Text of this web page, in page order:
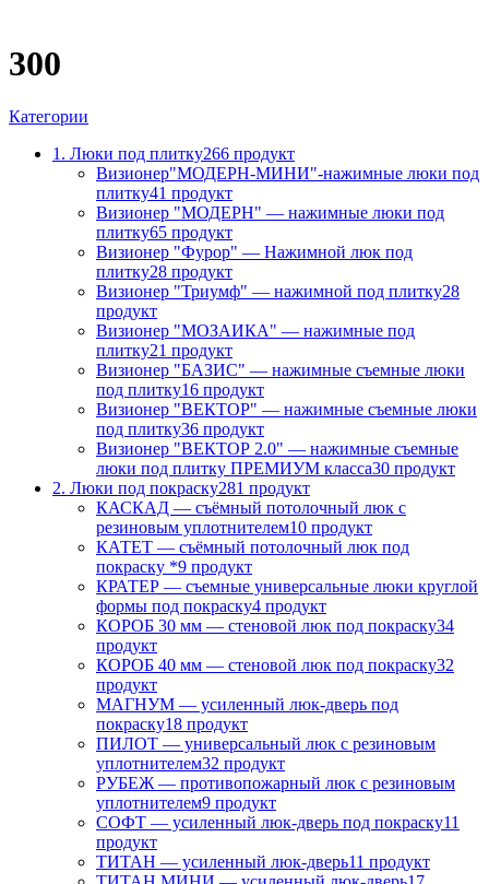
300
Категории
1. Люки под плитку266 продукт
Визионер"МОДЕРН-МИНИ"-нажимные люки под
плитку41 продукт
Визионер "МОДЕРН" — нажимные люки под
плитку65 продукт
Визионер "Фурор" — Нажимной люк под
плитку28 продукт
Визионер "Триумф" — нажимной под плитку28
продукт
Визионер "МОЗАИКА" — нажимные под
плитку21 продукт
Визионер "БАЗИС" — нажимные съемные люки
под плитку16 продукт
Визионер "ВЕКТОР" — нажимные съемные люки
под плитку36 продукт
Визионер "ВЕКТОР 2.0" — нажимные съемные
люки под плитку ПРЕМИУМ класса30 продукт
2. Люки под покраску281 продукт
КАСКАД — съёмный потолочный люк с
резиновым уплотнителем10 продукт
КАТЕТ — съёмный потолочный люк под
покраску *9 продукт
КРАТЕР — съемные универсальные люки круглой
формы под покраску4 продукт
КОРОБ 30 мм — стеновой люк под покраску34
продукт
КОРОБ 40 мм — стеновой люк под покраску32
продукт
МАГНУМ — усиленный люк-дверь под
покраску18 продукт
ПИЛОТ — универсальный люк с резиновым
уплотнителем32 продукт
РУБЕЖ — противопожарный люк с резиновым
уплотнителем9 продукт
СОФТ — усиленный люк-дверь под покраску11
продукт
ТИТАН — усиленный люк-дверь11 продукт